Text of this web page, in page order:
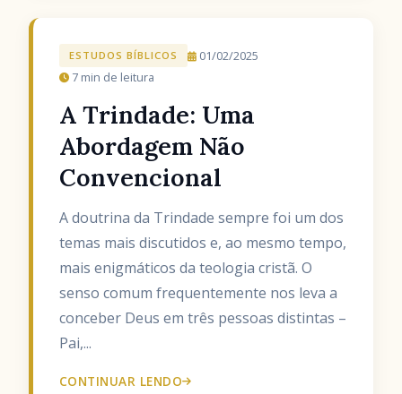
ESTUDOS BÍBLICOS
01/02/2025
7 min de leitura
A Trindade: Uma
Abordagem Não
Convencional
A doutrina da Trindade sempre foi um dos
temas mais discutidos e, ao mesmo tempo,
mais enigmáticos da teologia cristã. O
senso comum frequentemente nos leva a
conceber Deus em três pessoas distintas –
Pai,...
CONTINUAR LENDO